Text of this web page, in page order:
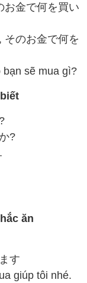
お金で何を買い
そのお金で何を
bạn sẽ mua gì?
?
ăn
す
giúp tôi nhé.